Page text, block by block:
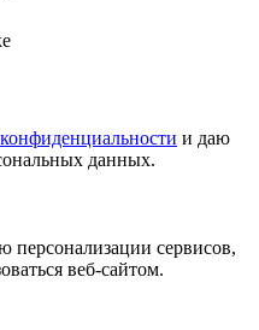
и даю
данных.
персонализации сервисов,
веб-сайтом.